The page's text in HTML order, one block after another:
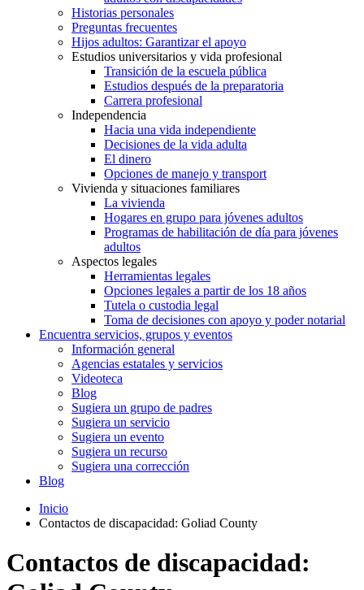
Historias personales
Preguntas frecuentes
Hijos adultos: Garantizar el apoyo
Estudios universitarios y vida profesional
Transición de la escuela pública
Estudios después de la preparatoria
Carrera profesional
Independencia
Hacia una vida independiente
Decisiones de la vida adulta
El dinero
Opciones de manejo y transport
Vivienda y situaciones familiares
La vivienda
Hogares en grupo para jóvenes adultos
Programas de habilitación de día para jóvenes
adultos
Aspectos legales
Herramientas legales
Opciones legales a partir de los 18 años
Tutela o custodia legal
Toma de decisiones con apoyo y poder notarial
Encuentra servicios, grupos y eventos
Información general
Agencias estatales y servicios
Videoteca
Blog
Sugiera un grupo de padres
Sugiera un servicio
Sugiera un evento
Sugiera un recurso
Sugiera una corrección
Blog
Inicio
Contactos de discapacidad: Goliad County
Contactos de discapacidad: